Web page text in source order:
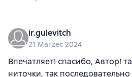
ir.gulevitch
21 Marzec 2024
Впечатляет! спасибо, Автор!
ниточки, так